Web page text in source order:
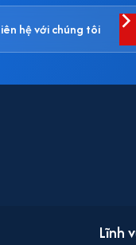
hệ với chúng tôi
Lĩnh